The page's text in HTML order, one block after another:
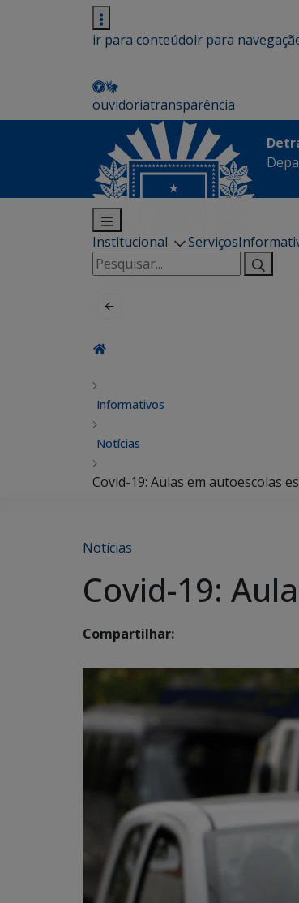
ir para conteúdoir para
ouvidoriatransparência
Institucional Serviços
Pesquisar
por:
Informativos
Notícias
Covid-19: Aulas em autoescolas
Notícias
Covid-19:
Compartilhar: